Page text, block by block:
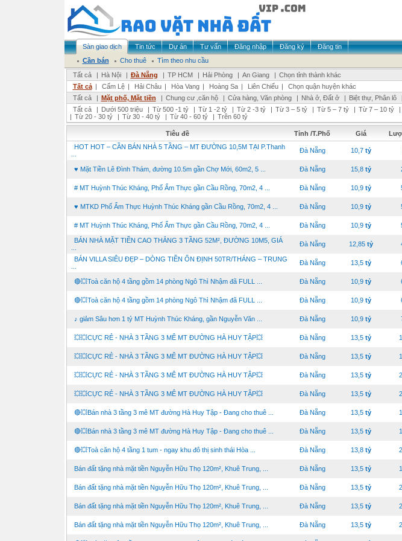
Sàn giao dịch Tin tức Dự án Tư vấn Đăng nhập Đăng ký
Đăng tin
Cần bán
Cho thuê
Tìm theo nhu cầu
Tất cả
| Hà Nội | Đà Nẵng | TP HCM | Hải Phòng | An Giang | Chọn tỉnh thành khác
Tất cả | Cẩm Lệ | Hải Châu | Hòa Vang | Hoàng Sa | Liên Chiểu |
Chọn quận huyện khác
Tất cả
| Mặt phố, Mặt tiền | Chung cư ,căn hộ | Cửa hàng, Văn phòng | Nhà ở, Đất ở | Biệt thự, Phân lô
Tất cả
| Dưới 500 triệu | Từ 500 -1 tỷ | Từ 1 -2 tỷ | Từ 2 -3 tỷ | Từ 3 – 5 tỷ | Từ 5 – 7 tỷ | Từ 7 – 10 tỷ |
| Từ 20 - 30 tỷ | Từ 30 - 40 tỷ | Từ 40 - 60 tỷ | Trên 60 tỷ
Tiêu đề Tỉnh /T.Phố Giá
HOT HOT – CẦN BÁN NHÀ 5 TẦNG – MT ĐƯỜNG 10,5M TẠI P.Thanh
Đà Nẵng 10,7 tỷ
♥ Mặt Tiền Lê Đình Thám, đường 10.5m gần Chợ Mới, 60m2, 5 ... Đà Nẵng 15,8 tỷ
# MT Huỳnh Thúc Kháng, Phố Ẩm Thực gần Cầu Rồng, 70m2, 4 ... Đà Nẵng 10,9 tỷ
♥ MTKD Phố Ẩm Thực Huỳnh Thúc Kháng gần Cầu Rồng, 70m2, 4 ... Đà Nẵng 10,9 tỷ
# MT Huỳnh Thúc Kháng, Phố Ẩm Thực gần Cầu Rồng, 70m2, 4 ... Đà Nẵng 10,9 tỷ
BÁN NHÀ MẶT TIỀN CAO THẮNG 3 TẦNG 52M², ĐƯỜNG 10M5, GIÁ
Đà Nẵng 12,85 tỷ
BÁN VILLA SIÊU ĐẸP – DÒNG TIỀN ỔN ĐỊNH 50TR/THÁNG – TRUNG
Đà Nẵng 13,5 tỷ
🔴💥Toà căn hộ 4 tầng gồm 14 phòng Ngô Thì Nhậm đã FULL ... Đà Nẵng 10,9 tỷ
🔴💥Toà căn hộ 4 tầng gồm 14 phòng Ngô Thì Nhậm đã FULL ... Đà Nẵng 10,9 tỷ
♪ giảm Sâu hơn 1 tỷ MT Huỳnh Thúc Kháng, gần Nguyễn Văn ... Đà Nẵng 10,9 tỷ
💥💥CỰC RẺ - NHÀ 3 TẦNG 3 MÊ MT ĐƯỜNG HÀ HUY TẬP💥 Đà Nẵng 13,5 tỷ
💥💥CỰC RẺ - NHÀ 3 TẦNG 3 MÊ MT ĐƯỜNG HÀ HUY TẬP💥 Đà Nẵng 13,5 tỷ
💥💥CỰC RẺ - NHÀ 3 TẦNG 3 MÊ MT ĐƯỜNG HÀ HUY TẬP💥 Đà Nẵng 13,5 tỷ
💥💥CỰC RẺ - NHÀ 3 TẦNG 3 MÊ MT ĐƯỜNG HÀ HUY TẬP💥 Đà Nẵng 13,5 tỷ
🔴💥Bán nhà 3 tầng 3 mê MT đường Hà Huy Tập - Đang cho thuê ... Đà Nẵng 13,5 tỷ
🔴💥Bán nhà 3 tầng 3 mê MT đường Hà Huy Tập - Đang cho thuê ... Đà Nẵng 13,5 tỷ
🔴💥Toà căn hộ 4 tầng 1 tum - ngay khu đô thị sinh thái Hòa ... Đà Nẵng 13,8 tỷ
Bán đất tặng nhà mặt tiền Nguyễn Hữu Thọ 120m², Khuê Trung, ... Đà Nẵng 13,5 tỷ
Bán đất tặng nhà mặt tiền Nguyễn Hữu Thọ 120m², Khuê Trung, ... Đà Nẵng 13,5 tỷ
Bán đất tặng nhà mặt tiền Nguyễn Hữu Thọ 120m², Khuê Trung, ... Đà Nẵng 13,5 tỷ
Bán đất tặng nhà mặt tiền Nguyễn Hữu Thọ 120m², Khuê Trung, ... Đà Nẵng 13,5 tỷ